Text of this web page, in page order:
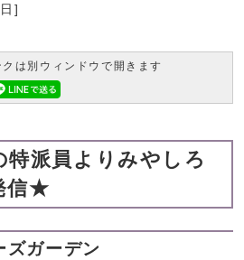
]
は別ウィンドウで開きます
特派員よりみやしろ
信★
ズガーデン